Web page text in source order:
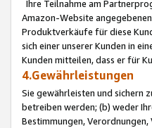
Ihre Teilnahme am
Amazon-Website
Produktverkäufe für diese
sich einer unserer Kunden in
Kunden mitteilen, dass er für
4.Gewährleistungen
Sie gewährleisten und sichern
betreiben werden; (b) weder
Bestimmungen,